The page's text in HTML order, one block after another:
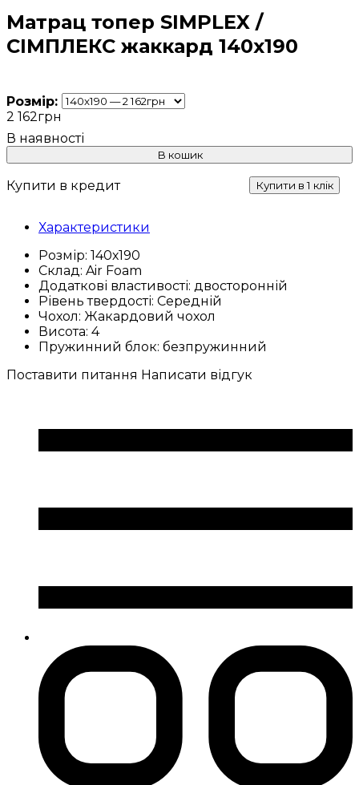
Матрац топер SIMPLEX /
СІМПЛЕКС жаккард 140х190
Розмір:
2 162грн
В кошик
Купити в кредит Купити в 1 клік
Характеристики
Розмір: 140х190
Склад: Air Foam
Додаткові властивості: двосторонній
Рівень твердості: Середній
Чохол: Жакардовий чохол
Висота: 4
Пружинний блок: безпружинний
Поставити питання Написати відгук